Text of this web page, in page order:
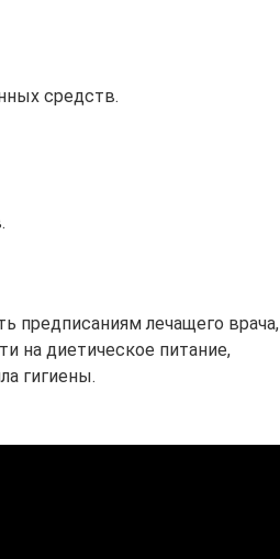
средств.
предписаниям лечащего врача,
на диетическое питание,
гигиены.